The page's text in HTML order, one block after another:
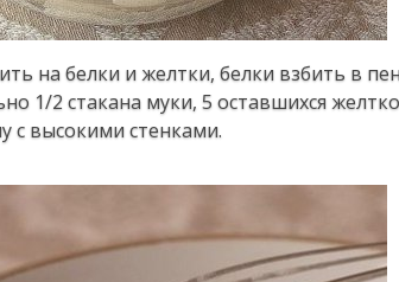
на белки и желтки, белки взбить в
1/2 стакана муки, 5 оставшихся
с высокими стенками.